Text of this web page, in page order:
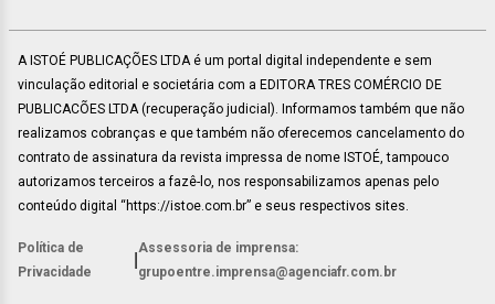
A ISTOÉ PUBLICAÇÕES LTDA é um portal digital independente e sem
vinculação editorial e societária com a EDITORA TRES COMÉRCIO DE
PUBLICACÕES LTDA (recuperação judicial). Informamos também que não
realizamos cobranças e que também não oferecemos cancelamento do
contrato de assinatura da revista impressa de nome ISTOÉ, tampouco
autorizamos terceiros a fazê-lo, nos responsabilizamos apenas pelo
conteúdo digital “https://istoe.com.br” e seus respectivos sites.
Política de
Privacidade
Assessoria de imprensa:
grupoentre.imprensa@agenciafr.com.br